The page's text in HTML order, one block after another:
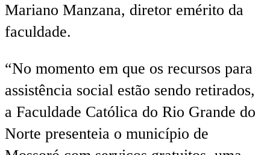
Mariano Manzana, diretor emérito da
faculdade.
“No momento em que os recursos para
assistência social estão sendo retirados,
a Faculdade Católica do Rio Grande do
Norte presenteia o município de